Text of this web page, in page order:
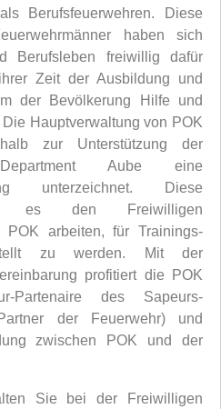
Berufsfeuerwehren. Diese
haben sich
Berufsleben freiwillig dafür
Zeit der Ausbildung und
der Bevölkerung Hilfe und
Hauptverwaltung von POK
zur Unterstützung der
Aube eine
unterzeichnet. Diese
es den Freiwilligen
POK arbeiten, für Trainings-
zu werden. Mit der
profitiert die POK
Partenaire des Sapeurs-
der Feuerwehr) und
zwischen POK und der
Sie bei der Freiwilligen